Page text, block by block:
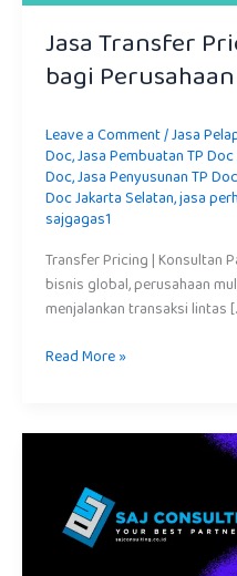
Jasa Transfer
bagi
Leave a Comment/Jasa
Doc,Jasa Pembuatan TP
Doc,Jasa Penyusunan TP
Doc Jakarta Selatan,jasa
sajgagas1
Transfer Pricing | Konsultan
bisnis global, perusahaan
menjalankan transaksi lintas
Read More »
Penghasilan
(PPh)